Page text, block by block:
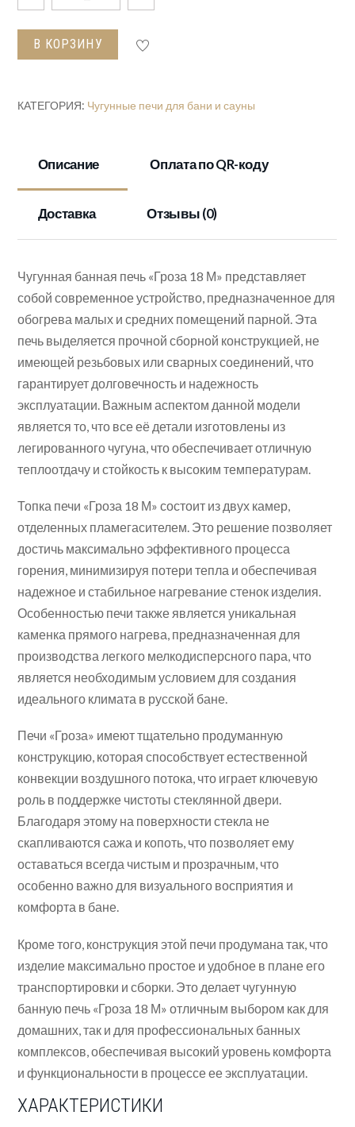
товара
Чугунная
Банная
В КОРЗИНУ
КАТЕГОРИЯ: Чугунные печи для бани и сауны
Описание Оплата по QR-коду
Доставка Отзывы (0)
Чугунная банная печь «Гроза 18 М» представляет
собой современное устройство, предназначенное для
обогрева малых и средних помещений парной. Эта
печь выделяется прочной сборной конструкцией, не
имеющей резьбовых или сварных соединений, что
гарантирует долговечность и надежность
эксплуатации. Важным аспектом данной модели
является то, что все её детали изготовлены из
легированного чугуна, что обеспечивает отличную
теплоотдачу и стойкость к высоким температурам.
Топка печи «Гроза 18 М» состоит из двух камер,
отделенных пламегасителем. Это решение позволяет
достичь максимально эффективного процесса
горения, минимизируя потери тепла и обеспечивая
надежное и стабильное нагревание стенок изделия.
Особенностью печи также является уникальная
каменка прямого нагрева, предназначенная для
производства легкого мелкодисперсного пара, что
является необходимым условием для создания
идеального климата в русской бане.
Печи «Гроза» имеют тщательно продуманную
конструкцию, которая способствует естественной
конвекции воздушного потока, что играет ключевую
роль в поддержке чистоты стеклянной двери.
Благодаря этому на поверхности стекла не
скапливаются сажа и копоть, что позволяет ему
оставаться всегда чистым и прозрачным, что
особенно важно для визуального восприятия и
комфорта в бане.
Кроме того, конструкция этой печи продумана так, что
изделие максимально простое и удобное в плане его
транспортировки и сборки. Это делает чугунную
банную печь «Гроза 18 М» отличным выбором как для
домашних, так и для профессиональных банных
комплексов, обеспечивая высокий уровень комфорта
и функциональности в процессе ее эксплуатации.
ХАРАКТЕРИСТИКИ